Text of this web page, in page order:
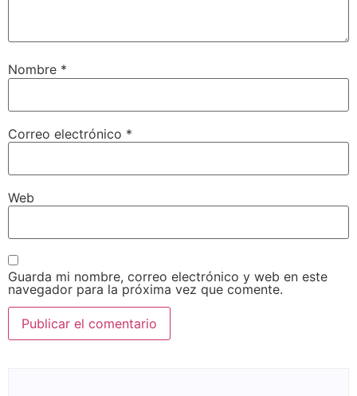
Nombre *
Correo electrónico *
Web
Guarda mi nombre, correo electrónico y web en este
navegador para la próxima vez que comente.